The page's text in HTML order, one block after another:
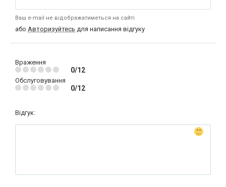
Ваш e-mail не відображатиметься на сайті
або Авторизуйтесь для написання відгуку
Враження
0/12
Обслуговування
0/12
Відгук: